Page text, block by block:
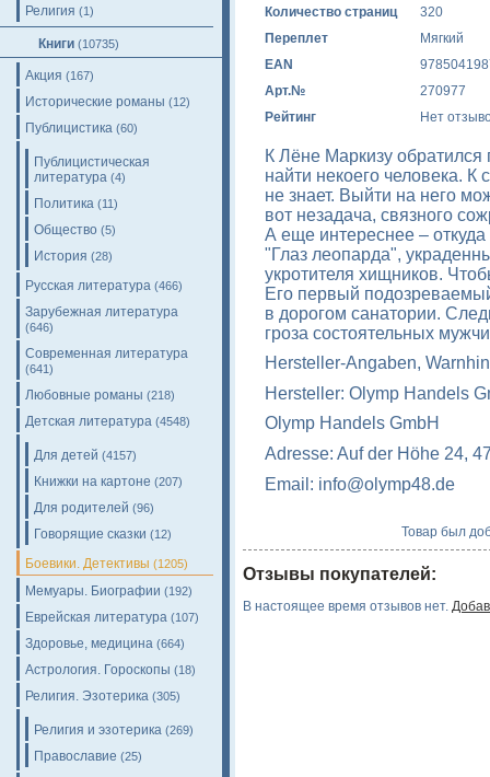
Религия (1)
Книги (10735)
Акция (167)
Исторические романы (12)
Публицистика (60)
Публицистическая
литература (4)
Политика (11)
Общество (5)
История (28)
Русская литература (466)
Зарубежная литература
(646)
Современная литература
(641)
Любовные романы (218)
Детская литература (4548)
Для детей (4157)
Книжки на картоне (207)
Для родителей (96)
Говорящие сказки (12)
Боевики. Детективы (1205)
Мемуары. Биографии (192)
Еврейская литература (107)
Здоровье, медицина (664)
Астрология. Гороскопы (18)
Религия. Эзотерика (305)
Религия и эзотерика (269)
Православие (25)
Количество страниц
320
Переплет
Мягкий
EAN
Арт.№
270977
Рейтинг
Нет
К Лёне Маркизу
найти некоего человека.
не знает. Выйти на него
вот незадача, связного
А еще интереснее – откуда
"Глаз леопарда",
укротителя хищников.
Его первый
в дорогом санатории.
гроза состоятельных
Hersteller-Angaben,
Hersteller: Olymp Handels
Olymp Handels GmbH
Adresse: Auf der Höhe 24,
Email: info@olymp48.de
Товар был
Отзывы покупателей:
В настоящее время отзывов нет.